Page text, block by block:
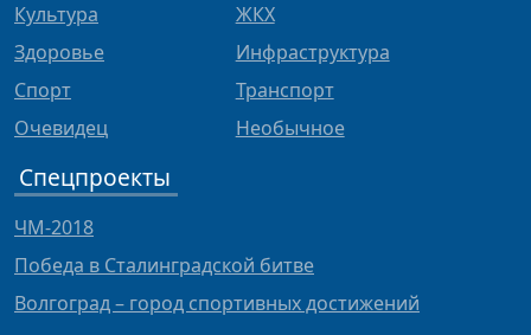
Культура
Здоровье
Спорт
Очевидец
ЖКХ
Инфраструктура
Транспорт
Необычное
Спецпроекты
ЧМ-2018
Победа в Сталинградской битве
Волгоград – город спортивных достижений